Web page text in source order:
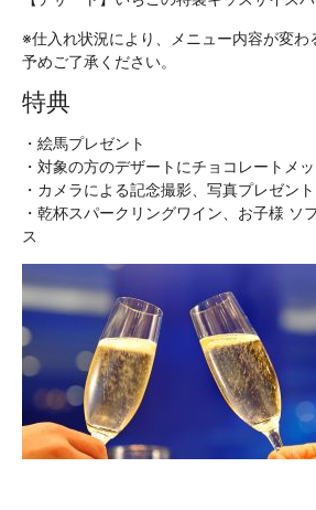
※仕入れ状況により、メニュー内容が変わ
予めご了承ください。
特典
・絵馬プレゼント
・対象の方のデザートにチョコレートメ
・カメラによる記念撮影、写真プレゼント
・乾杯スパークリングワイン、お子様 ソ
ス